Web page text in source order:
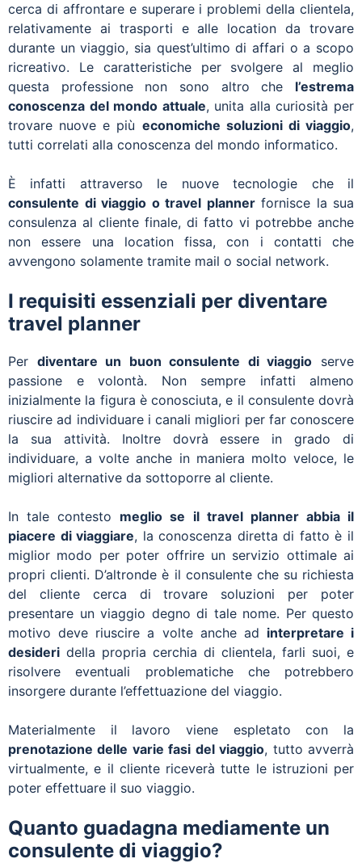
cerca di affrontare e superare i problemi della clientela,
relativamente ai trasporti e alle location da trovare
durante un viaggio, sia quest’ultimo di affari o a scopo
ricreativo. Le caratteristiche per svolgere al meglio
questa professione non sono altro che l’estrema
conoscenza del mondo attuale, unita alla curiosità per
trovare nuove e più economiche soluzioni di viaggio,
tutti correlati alla conoscenza del mondo informatico.
È infatti attraverso le nuove tecnologie che il
consulente di viaggio o travel plannerfornisce la sua
consulenza al cliente finale, di fatto vi potrebbe anche
non essere una location fissa, con i contatti che
avvengono solamente tramite mail o social network.
I requisiti essenziali per diventare
travel planner
Per diventare un buon consulente di viaggio serve
passione e volontà. Non sempre infatti almeno
inizialmente la figura è conosciuta, e il consulente dovrà
riuscire ad individuare i canali migliori per far conoscere
la sua attività. Inoltre dovrà essere in grado di
individuare, a volte anche in maniera molto veloce, le
migliori alternative da sottoporre al cliente.
In tale contesto meglio se il travel planner abbia il
piacere di viaggiare, la conoscenza diretta di fatto è il
miglior modo per poter offrire un servizio ottimale ai
propri clienti. D’altronde è il consulente che su richiesta
del cliente cerca di trovare soluzioni per poter
presentare un viaggio degno di tale nome. Per questo
motivo deve riuscire a volte anche ad interpretare i
desideri della propria cerchia di clientela, farli suoi, e
risolvere eventuali problematiche che potrebbero
insorgere durante l’effettuazione del viaggio.
Materialmente il lavoro viene espletato con la
prenotazione delle varie fasi del viaggio, tutto avverrà
virtualmente, e il cliente riceverà tutte le istruzioni per
poter effettuare il suo viaggio.
Quanto guadagna mediamente un
consulente di viaggio?